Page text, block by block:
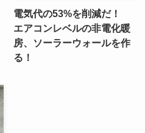
電気代の53%を削減だ！
エアコンレベルの非電化暖
房、ソーラーウォールを作
る！